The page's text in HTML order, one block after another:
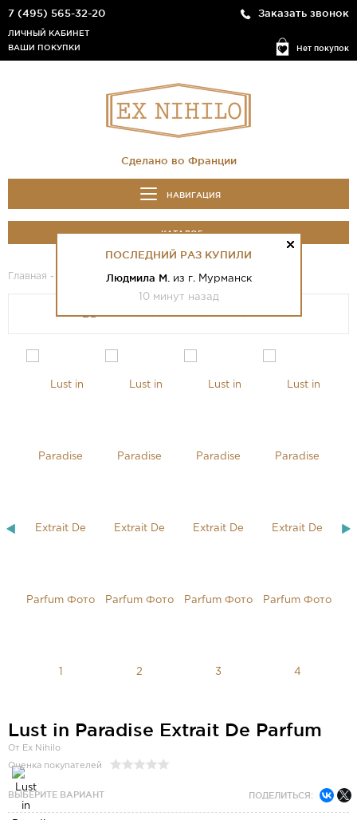
7 (495) 565-32-20 Заказать звонок
Нет покупок
ЛИЧНЫЙ КАБИНЕТ
ВАШИ ПОКУПКИ
Сделано во Франции
НАВИГАЦИЯ
КАТАЛОГ
Главная - - Lust in Paradise Extrait De Parfum
ПОСЛЕДНИЙ РАЗ КУПИЛИ
Людмила М. из г. Мурманск
10 минут назад
Lust in Paradise Extrait De Parfum
От Ex Nihilo
Оценка покупателей
ВЫБЕРИТЕ ВАРИАНТ ПОДЕЛИТЬСЯ: